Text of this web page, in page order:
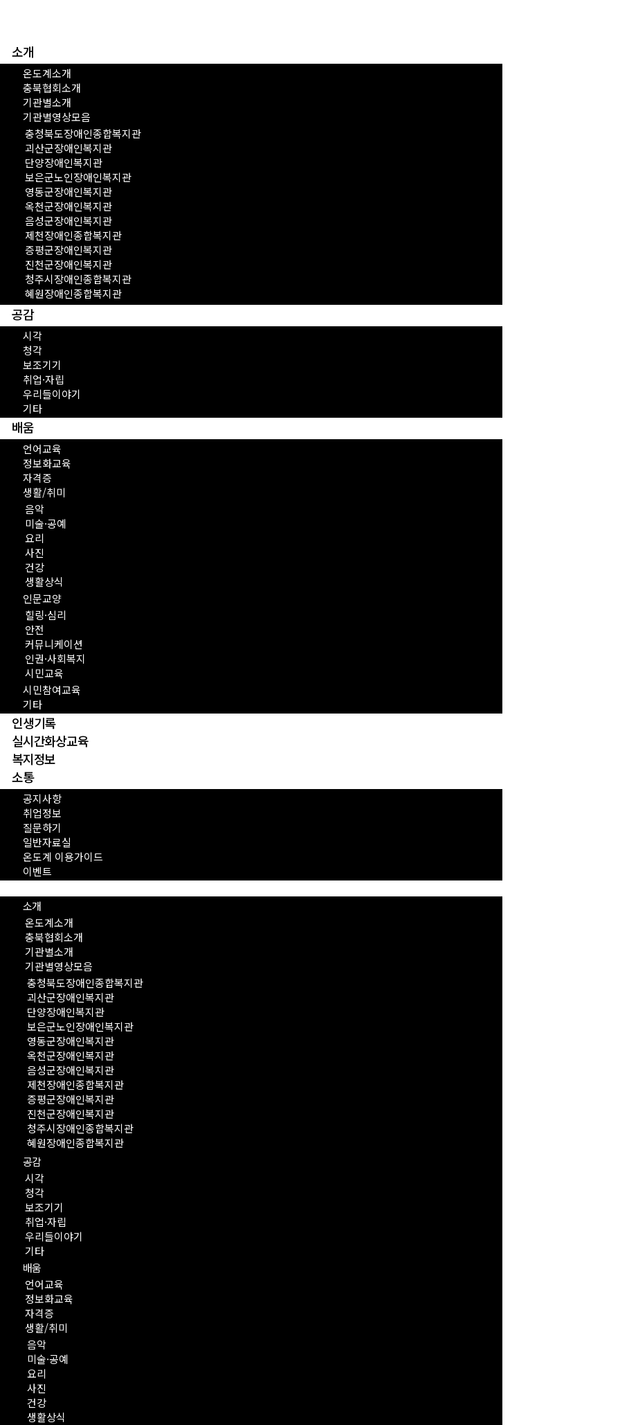
소개
온도계소개
충북협회소개
기관별소개
기관별영상모음
충청북도장애인종합복지관
괴산군장애인복지관
단양장애인복지관
보은군노인장애인복지관
영동군장애인복지관
옥천군장애인복지관
음성군장애인복지관
제천장애인종합복지관
증평군장애인복지관
진천군장애인복지관
청주시장애인종합복지관
혜원장애인종합복지관
공감
시각
청각
보조기기
취업·자립
우리들이야기
기타
배움
언어교육
정보화교육
자격증
생활/취미
음악
미술·공예
요리
사진
건강
생활상식
인문교양
힐링·심리
안전
커뮤니케이션
인권·사회복지
시민교육
시민참여교육
기타
인생기록
실시간화상교육
복지정보
소통
공지사항
취업정보
질문하기
일반자료실
온도계 이용가이드
이벤트
소개
온도계소개
충북협회소개
기관별소개
기관별영상모음
충청북도장애인종합복지관
괴산군장애인복지관
단양장애인복지관
보은군노인장애인복지관
영동군장애인복지관
옥천군장애인복지관
음성군장애인복지관
제천장애인종합복지관
증평군장애인복지관
진천군장애인복지관
청주시장애인종합복지관
혜원장애인종합복지관
공감
시각
청각
보조기기
취업·자립
우리들이야기
기타
배움
언어교육
정보화교육
자격증
생활/취미
음악
미술·공예
요리
사진
건강
생활상식